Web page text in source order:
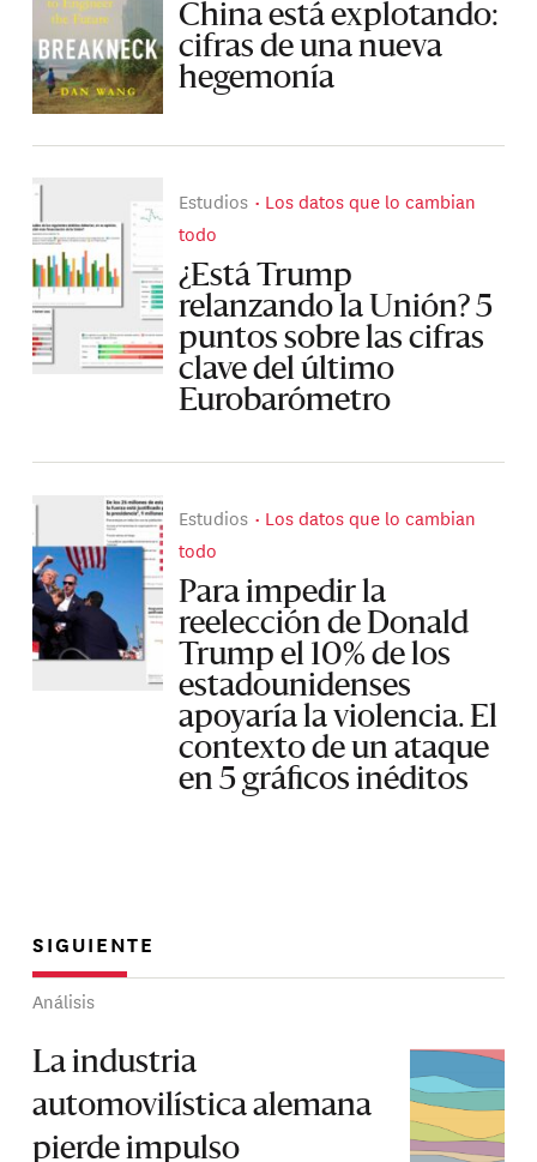
China está explotando:
cifras de una nueva
hegemonía
Estudios
Los datos que lo cambian
todo
¿Está Trump
relanzando la Unión? 5
puntos sobre las cifras
clave del último
Eurobarómetro
Estudios
Los datos que lo cambian
todo
Para impedir la
reelección de Donald
Trump el 10% de los
estadounidenses
apoyaría la violencia. El
contexto de un ataque
en 5 gráficos inéditos
SIGUIENTE
Análisis
La industria
automovilística alemana
pierde impulso